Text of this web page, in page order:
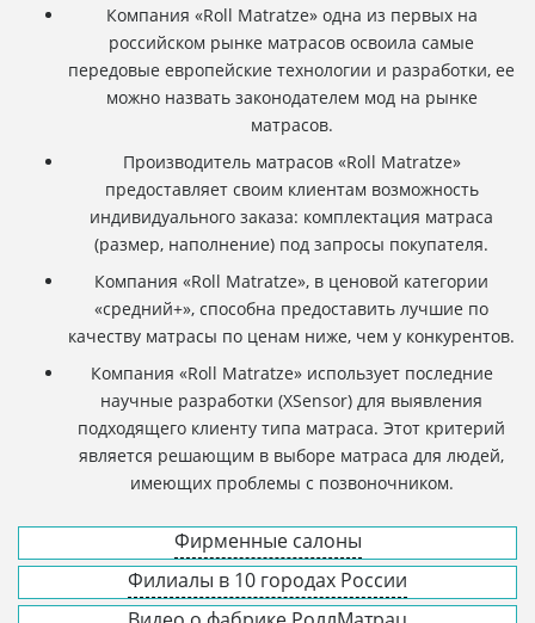
Компания «Roll Matratze» одна из первых на
российском рынке матрасов освоила самые
передовые европейские технологии и разработки, ее
можно назвать законодателем мод на рынке
матрасов.
Производитель матрасов «Roll Matratze»
предоставляет своим клиентам возможность
индивидуального заказа: комплектация матраса
(размер, наполнение) под запросы покупателя.
Компания «Roll Matratze», в ценовой категории
«средний+», способна предоставить лучшие по
качеству матрасы по ценам ниже, чем у конкурентов.
Компания «Roll Matratze» использует последние
научные разработки (XSensor) для выявления
подходящего клиенту типа матраса. Этот критерий
является решающим в выборе матраса для людей,
имеющих проблемы с позвоночником.
Фирменные салоны
Филиалы в 10 городах России